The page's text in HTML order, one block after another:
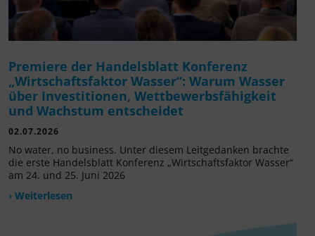
Premiere der Handelsblatt Konferenz
„Wirtschaftsfaktor Wasser“: Warum Wasser
über Investitionen, Wettbewerbsfähigkeit
und Wachstum entscheidet
02.07.2026
No water, no business. Unter diesem Leitgedanken brachte
die erste Handelsblatt Konferenz „Wirtschaftsfaktor Wasser“
am 24. und 25. Juni 2026
› Weiterlesen